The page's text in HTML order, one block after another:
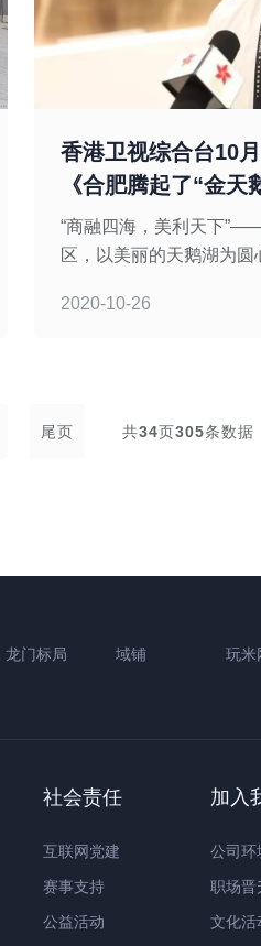
香港卫视综合台10
《合肥腾起了“金天
“商融四海，美利天下
区，以美丽的天鹅湖为
安徽省经济发展的中枢、
2020-10-26
尾页 共34页305条数据
龙门标局 域铺 玩米
社会责任
互联网党建
赛事支持
公益活动
加入
公司环
职场晋
文化活